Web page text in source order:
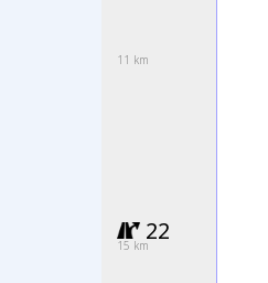
11 km
22
15 km